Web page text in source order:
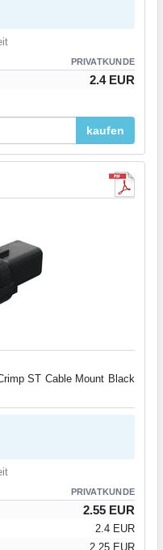
PRIVATKUNDE
2.4 EUR
kaufen
ST Cable Mount Black
PRIVATKUNDE
2.55 EUR
2.4 EUR
2.25 EUR